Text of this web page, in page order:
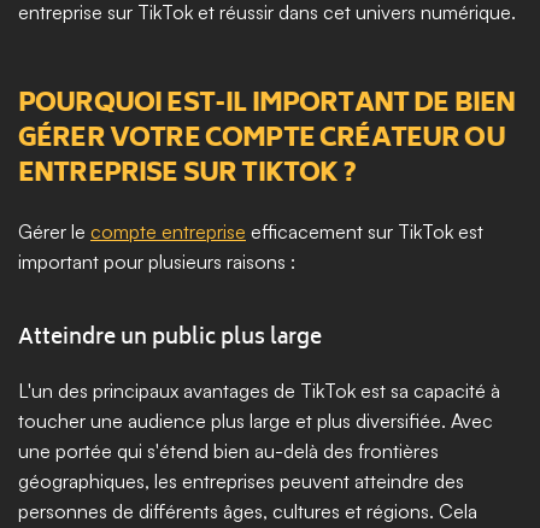
entreprise sur TikTok et réussir dans cet univers numérique.
POURQUOI EST-IL IMPORTANT DE BIEN
GÉRER VOTRE COMPTE CRÉATEUR OU
ENTREPRISE SUR TIKTOK ?
Gérer le compte entreprise efficacement sur TikTok est
important pour plusieurs raisons :
Atteindre un public plus large
L'un des principaux avantages de TikTok est sa capacité à
toucher une audience plus large et plus diversifiée. Avec
une portée qui s'étend bien au-delà des frontières
géographiques, les entreprises peuvent atteindre des
personnes de différents âges, cultures et régions. Cela